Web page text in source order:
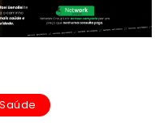
Saúde